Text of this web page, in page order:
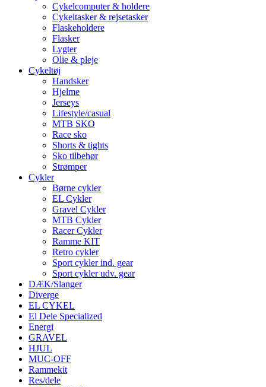
Cykelcomputer & holdere
Cykeltasker & rejsetasker
Flaskeholdere
Flasker
Lygter
Olie & pleje
Cykeltøj
Handsker
Hjelme
Jerseys
Lifestyle/casual
MTB SKO
Race sko
Shorts & tights
Sko tilbehør
Strømper
Cykler
Børne cykler
EL Cykler
Gravel Cykler
MTB Cykler
Racer Cykler
Ramme KIT
Retro cykler
Sport cykler ind. gear
Sport cykler udv. gear
DÆK/Slanger
Diverge
EL CYKEL
El Dele Specialized
Energi
GRAVEL
HJUL
MUC-OFF
Rammekit
Res/dele